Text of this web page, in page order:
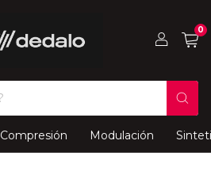
0
Compresión Modulación